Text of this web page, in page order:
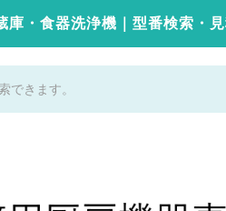
庫・食器洗浄機｜型番検索・